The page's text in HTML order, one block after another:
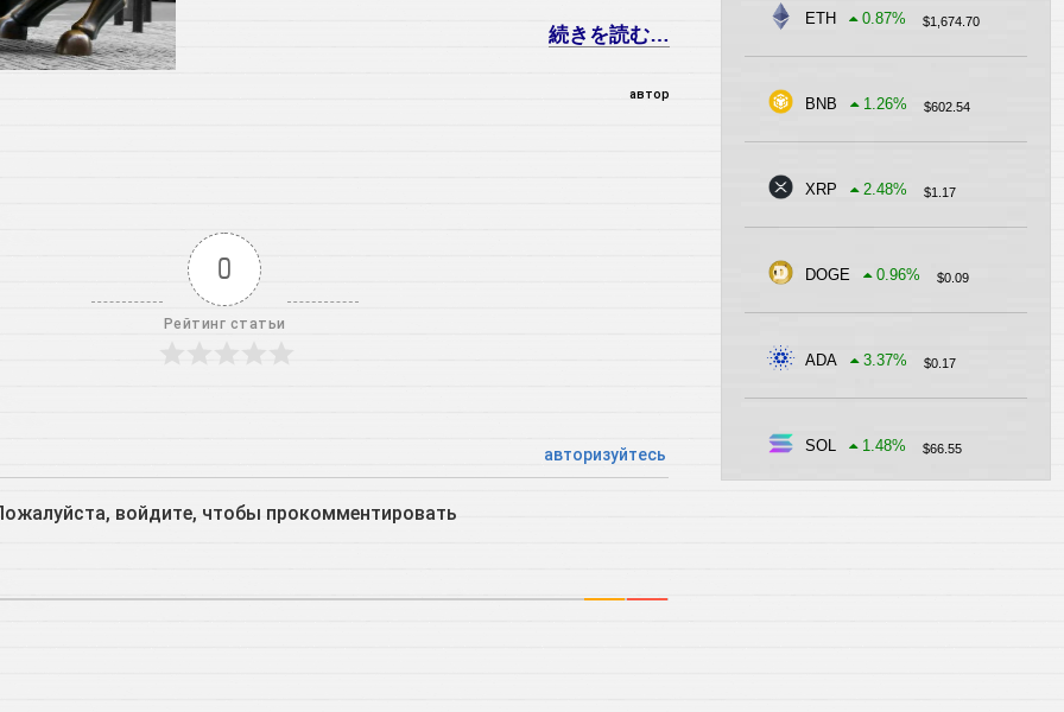
続きを読む…
автор
0
Рейтинг статьи
авторизуйтесь
войдите, чтобы прокомментировать
$1,674.70
ETH 0.87%
$602.54
BNB 1.26%
$1.17
XRP 2.48%
$0.09
DOGE 0.96%
$0.17
ADA 3.37%
$66.55
SOL 1.48%